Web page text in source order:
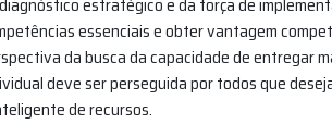
essenciais e obter vantagem
da busca da capacidade de entregar
deve ser perseguida por todos que
de recursos.